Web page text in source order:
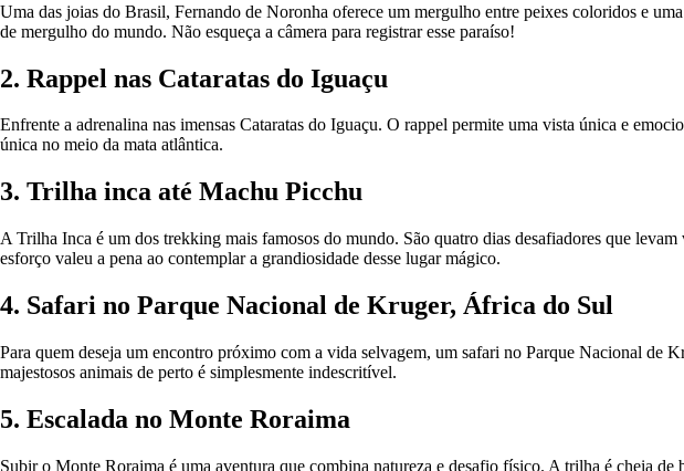
Uma das joias do Brasil, Fernando de Noronha oferece um mergulho entre peixes coloridos e
de mergulho do mundo. Não esqueça a câmera para registrar esse paraíso!
2. Rappel nas Cataratas do Iguaçu
Enfrente a adrenalina nas imensas Cataratas do Iguaçu. O rappel permite uma vista única e
única no meio da mata atlântica.
3. Trilha inca até Machu Picchu
A Trilha Inca é um dos trekking mais famosos do mundo. São quatro dias desafiadores que
esforço valeu a pena ao contemplar a grandiosidade desse lugar mágico.
4. Safari no Parque Nacional de Kruger, África do Sul
Para quem deseja um encontro próximo com a vida selvagem, um safari no Parque Nacional de
majestosos animais de perto é simplesmente indescritível.
5. Escalada no Monte Roraima
Subir o Monte Roraima é uma aventura que combina natureza e desafio físico. A trilha é cheia